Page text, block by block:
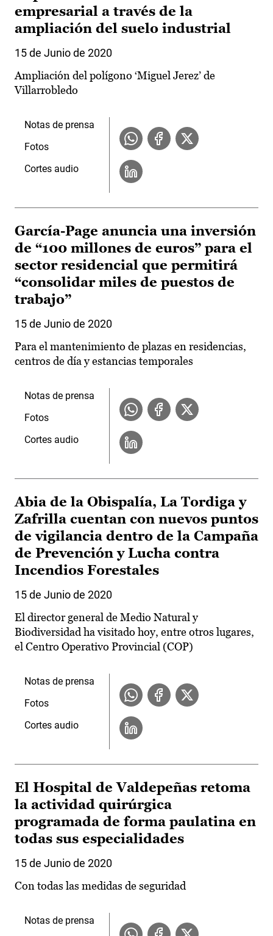
empresarial a través de la
ampliación del suelo industrial
15 de Junio de 2020
Ampliación del polígono ‘Miguel Jerez’ de
Villarrobledo
Notas de prensa
Fotos
Cortes audio
García-Page anuncia una inversión
de “100 millones de euros” para el
sector residencial que permitirá
“consolidar miles de puestos de
trabajo”
15 de Junio de 2020
Para el mantenimiento de plazas en residencias,
centros de día y estancias temporales
Notas de prensa
Fotos
Cortes audio
Abia de la Obispalía, La Tordiga y
Zafrilla cuentan con nuevos puntos
de vigilancia dentro de la Campaña
de Prevención y Lucha contra
Incendios Forestales
15 de Junio de 2020
El director general de Medio Natural y
Biodiversidad ha visitado hoy, entre otros lugares,
el Centro Operativo Provincial (COP)
Notas de prensa
Fotos
Cortes audio
El Hospital de Valdepeñas retoma
la actividad quirúrgica
programada de forma paulatina en
todas sus especialidades
15 de Junio de 2020
Con todas las medidas de seguridad
Notas de prensa